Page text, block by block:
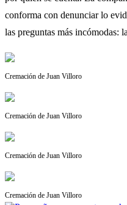
conforma con denunciar lo
las preguntas más incómodas:
Cremación de Juan Villoro
Cremación de Juan Villoro
Cremación de Juan Villoro
Cremación de Juan Villoro